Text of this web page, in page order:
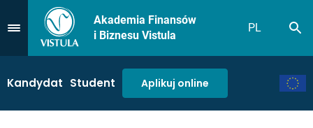
Przejdź do Menu
Akademia Finansów
i Biznesu Vistula
PL
Kandydat Student Aplikuj online